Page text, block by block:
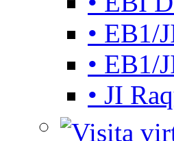
• EB1/
• EB1/
• JI